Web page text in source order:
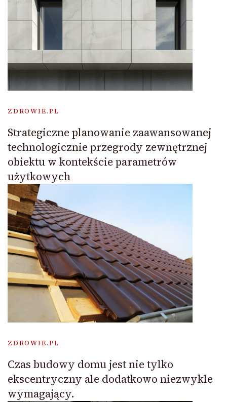
ZDROWIE.PL
Strategiczne planowanie zaawansowanej
technologicznie przegrody zewnętrznej
obiektu w kontekście parametrów
użytkowych
ZDROWIE.PL
Czas budowy domu jest nie tylko
ekscentryczny ale dodatkowo niezwykle
wymagający.